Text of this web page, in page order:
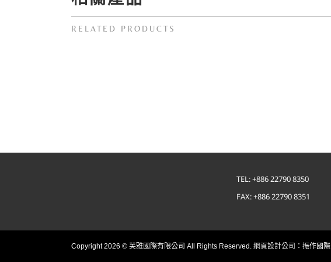
RELATED PRODUCTS
TEL: +886 22790 8350
FAX: +886 22790 8351
Copyright2026 © 芙雅國際有限公司 All Rights Reserved. 網頁設計公司 ：振作國際